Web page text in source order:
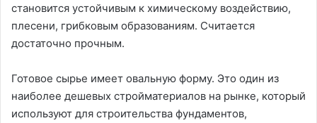
становится устойчивым к химическому воздействию,
плесени, грибковым образованиям. Считается
достаточно прочным.
Готовое сырье имеет овальную форму. Это один из
наиболее дешевых стройматериалов на рынке, который
используют для строительства фундаментов,